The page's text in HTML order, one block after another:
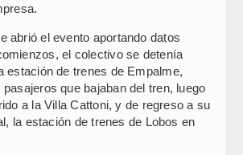
abrió el evento aportando datos
el colectivo se detenía
estación de trenes de Empalme,
que bajaban del tren, luego
a la Villa Cattoni, y de regreso a su
la estación de trenes de Lobos en